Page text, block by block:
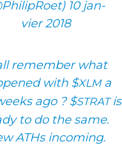
10 jan­
vier 2018
remem­ber what
with $XLMa
ago ?$STRATis
to do the same.
ATHs inco­ming.